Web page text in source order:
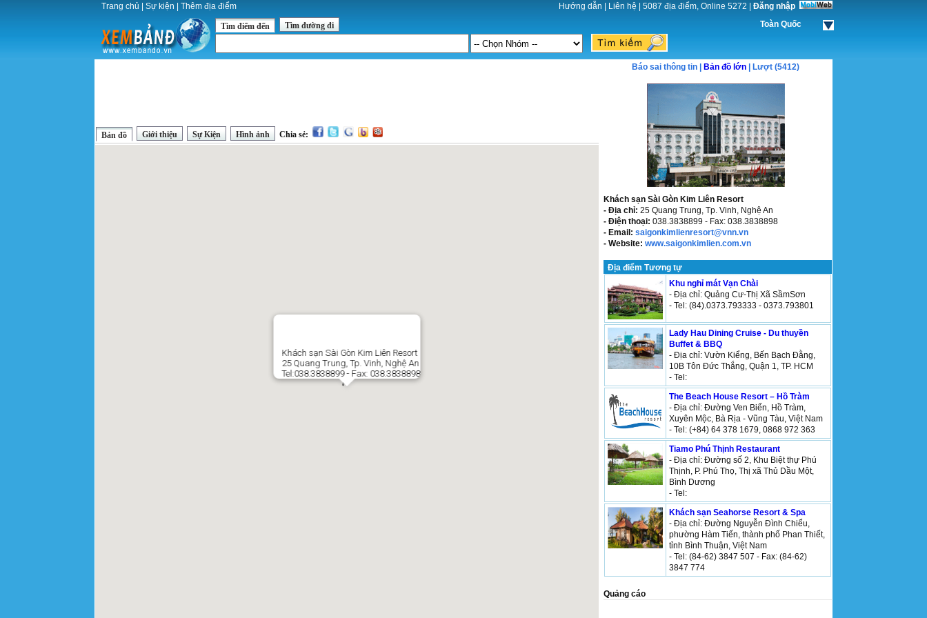
Trang chủ Sự kiện Thêm địa điểm Hướng dẫn Liên hệ 5087 địa điểm, Online 5272
Đăng nhập
Toàn Quốc
Tìm điểm đến Tìm đường đi
Bản đồ Giới thiệu Sự Kiện Hình ảnh Chia sẻ:
Khách sạn Sài Gòn Kim Liên Resort
25 Quang Trung, Tp. Vinh, Nghệ An
Tel:038.3838899 - Fax: 038.3838898
Báo sai thông tin | Bản đồ lớn | Lượt (5412)
Khách sạn Sài Gòn Kim Liên Resort
- Địa chỉ: 25 Quang Trung, Tp. Vinh, Nghệ An
- Điện thoại: 038.3838899 - Fax: 038.3838898
- Email: saigonkimlienresort@vnn.vn
- Website: www.saigonkimlien.com.vn
Địa điểm Tương tự
Khu nghỉ mát Vạn Chài
- Địa chỉ: Quảng Cư-Thị Xã SầmSơn
- Tel: (84).0373.793333 - 0373.793801
Lady Hau Dining Cruise - Du thuyền
Buffet & BBQ
- Địa chỉ: Vườn Kiểng, Bến Bạch Đằng,
10B Tôn Đức Thắng, Quận 1, TP. HCM
- Tel:
​The Beach House Resort – Hồ Tràm
- Địa chỉ: Đường Ven Biển, Hồ Tràm,
Xuyên Mộc, Bà Rịa - Vũng Tàu, Việt Nam
- Tel: (+84) 64 378 1679, 0868 972 363
Tiamo Phú Thịnh Restaurant
- Địa chỉ: Đường số 2, Khu Biệt thự Phú
Thịnh, P. Phú Thọ, Thị xã Thủ Dầu Một,
Bình Dương
- Tel:
Khách sạn Seahorse Resort & Spa
- Địa chỉ: Đường Nguyễn Đình Chiểu,
phường Hàm Tiến, thành phố Phan Thiết,
tỉnh Bình Thuận, Việt Nam
- Tel: (84-62) 3847 507 - Fax: (84-62)
3847 774
Quảng cáo